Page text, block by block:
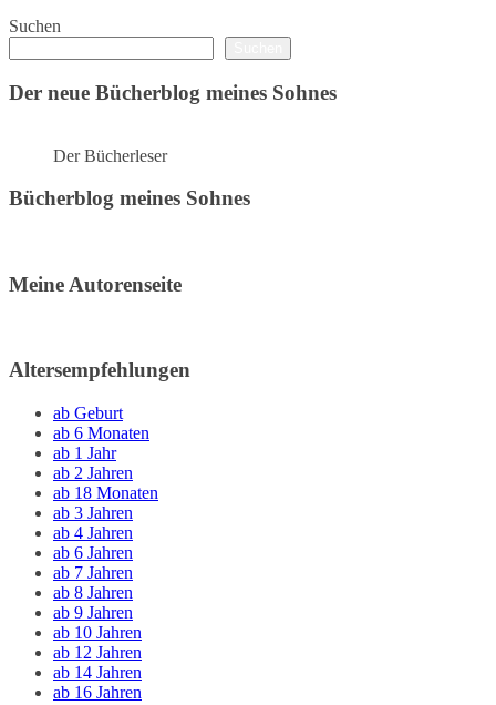
Suchen
Der neue Bücherblog meines Sohnes
Der Bücherleser
Bücherblog meines Sohnes
Meine Autorenseite
Altersempfehlungen
ab Geburt
ab 6 Monaten
ab 1 Jahr
ab 2 Jahren
ab 18 Monaten
ab 3 Jahren
ab 4 Jahren
ab 6 Jahren
ab 7 Jahren
ab 8 Jahren
ab 9 Jahren
ab 10 Jahren
ab 12 Jahren
ab 14 Jahren
ab 16 Jahren